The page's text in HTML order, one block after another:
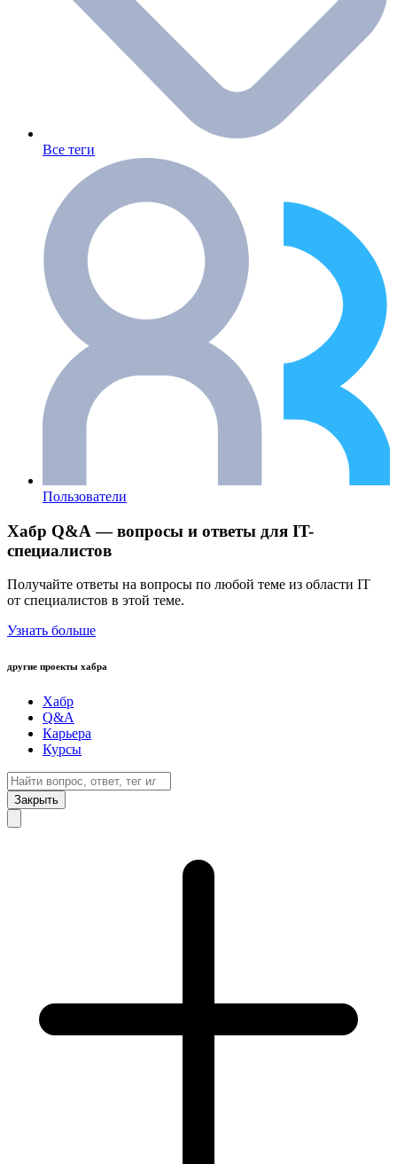
Все теги
Пользователи
Хабр Q&A — вопросы и ответы для IT-
специалистов
Получайте ответы на вопросы по любой теме из области IT
от специалистов в этой теме.
Узнать больше
другие проекты хабра
Хабр
Q&A
Карьера
Курсы
Закрыть